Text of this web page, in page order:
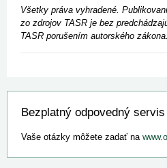
Všetky práva vyhradené.
zo zdrojov TASR je bez
TASR porušením autorského zákona.
Bezplatný odpovedný
Vaše otázky môžete zadať na